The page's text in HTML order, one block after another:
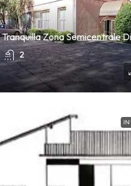
Zona Semicentrale
2
IN